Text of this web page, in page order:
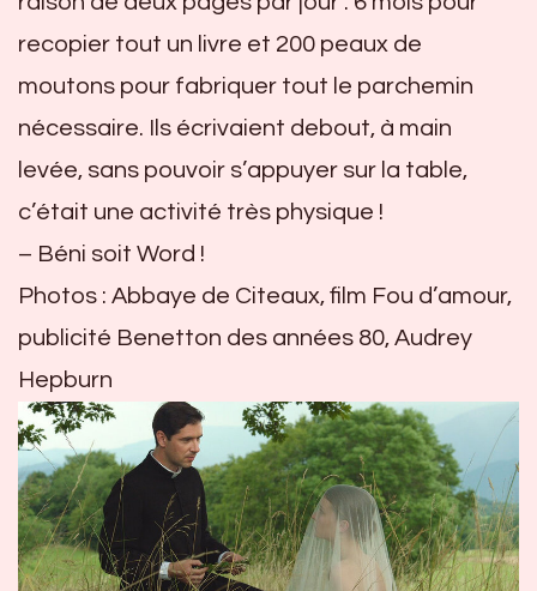
recopier tout un livre et 200 peaux de
moutons pour fabriquer tout le parchemin
nécessaire. Ils écrivaient debout, à main
levée, sans pouvoir s’appuyer sur la table,
c’était une activité très physique !
– Béni soit Word !
Photos : Abbaye de Citeaux, film Fou d’amour,
publicité Benetton des années 80, Audrey
Hepburn